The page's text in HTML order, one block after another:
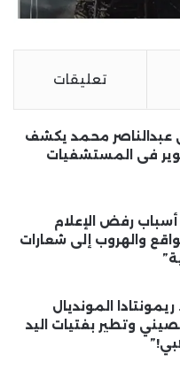
تعليقات
عبدالناصر محمد يكشف
فى المستشفيات
رفض الإعلام
والهروب إلى شعارات
المونديال
وتطير بفتيات اليد